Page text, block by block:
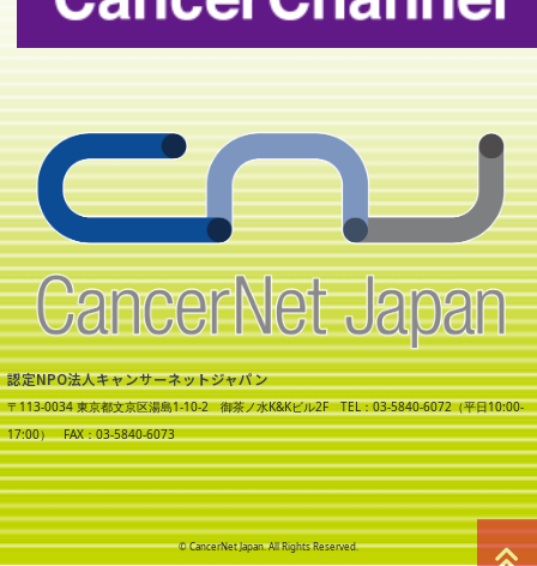
認定NPO法人キャンサーネットジャパン
〒113-0034 東京都文京区湯島1-10-2 御茶ノ水K&Kビル2F TEL：03-5840-6072（平日10:00-
17:00） FAX：03-5840-6073
© CancerNet Japan. All Rights Reserved.